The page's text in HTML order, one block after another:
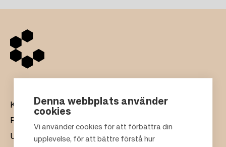
Köpcentrum
Presentkort
Uthyrning
Denna webbplats använder
cookies
Vi använder cookies för att förbättra din
upplevelse, för att bättre förstå hur